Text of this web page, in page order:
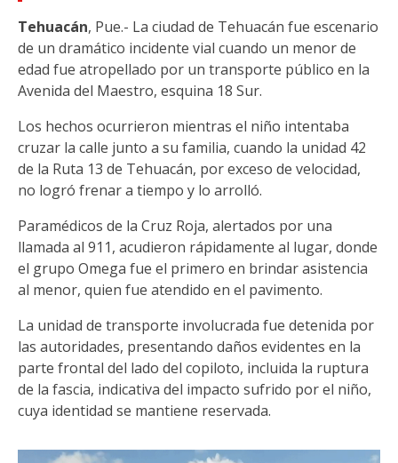
Tehuacán, Pue.- La ciudad de Tehuacán fue escenario
de un dramático incidente vial cuando un menor de
edad fue atropellado por un transporte público en la
Avenida del Maestro, esquina 18 Sur.
Los hechos ocurrieron mientras el niño intentaba
cruzar la calle junto a su familia, cuando la unidad 42
de la Ruta 13 de Tehuacán, por exceso de velocidad,
no logró frenar a tiempo y lo arrolló.
Paramédicos de la Cruz Roja, alertados por una
llamada al 911, acudieron rápidamente al lugar, donde
el grupo Omega fue el primero en brindar asistencia
al menor, quien fue atendido en el pavimento.
La unidad de transporte involucrada fue detenida por
las autoridades, presentando daños evidentes en la
parte frontal del lado del copiloto, incluida la ruptura
de la fascia, indicativa del impacto sufrido por el niño,
cuya identidad se mantiene reservada.